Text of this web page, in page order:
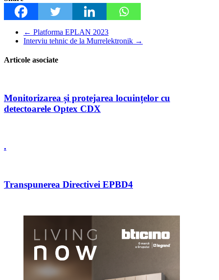
← Platforma EPLAN 2023
Interviu tehnic de la Murrelektronik →
Articole asociate
Monitorizarea și protejarea locuințelor cu
detectoarele Optex CDX
.
Transpunerea Directivei EPBD4